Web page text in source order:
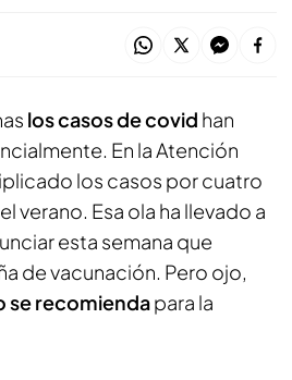
los casos de covid han
En la Atención
los casos por cuatro
verano. Esa ola ha llevado a
esta semana que
de vacunación. Pero ojo,
se recomiendapara la